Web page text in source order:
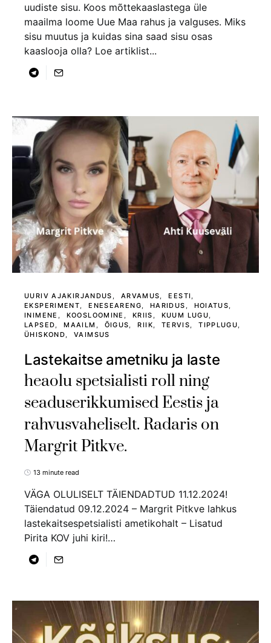
uudiste sisu. Koos mõttekaaslastega üle
maailma loome Uue Maa rahus ja valguses. Miks
sisu muutus ja kuidas sina saad sisu osas
kaaslooja olla? Loe artiklist...
UURIV AJAKIRJANDUS ARVAMUS
EESTI
EKSPERIMENT
ENESEARENG HARIDUS
HOIATUS
INIMENE
KOOSLOOMINE KRIIS
KUUM LUGU
LAPSED
MAAILM ÕIGUS RIIK TERVIS
TIPPLUGU
ÜHISKOND
VAIMSUS
Lastekaitse ametniku ja laste
heaolu spetsialisti roll ning
seaduserikkumised Eestis ja
rahvusvaheliselt. Radaris on
Margrit Pitkve.
13 minute read
VÄGA OLULISELT TÄIENDADTUD 11.12.2024!
Täiendatud 09.12.2024 – Margrit Pitkve lahkus
lastekaitsespetsialisti ametikohalt – Lisatud
Pirita KOV juhi kiri!…